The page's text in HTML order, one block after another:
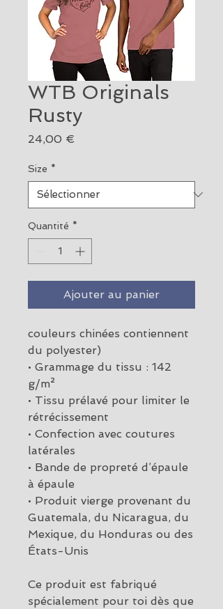
WTB Originals
Rusty
24,00 €
Size *
Quantité *
Ajouter au panier
couleurs chinées contiennent
du polyester)
• Grammage du tissu : 142
g/m²
• Tissu prélavé pour limiter le
rétrécissement
• Confection avec coutures
latérales
• Bande de propreté d’épaule
à épaule
• Produit vierge provenant du
Guatemala, du Nicaragua, du
Mexique, du Honduras ou des
États-Unis
Ce produit est fabriqué
spécialement pour toi dès que